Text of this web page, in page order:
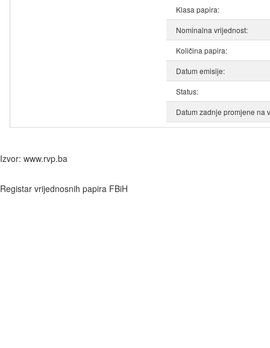
Klasa papira:
Nominalna vrijednost:
Količina papira:
Datum emisije:
Status:
Datum zadnje promjene na
Izvor: www.rvp.ba
Registar vrijednosnih papira FBiH